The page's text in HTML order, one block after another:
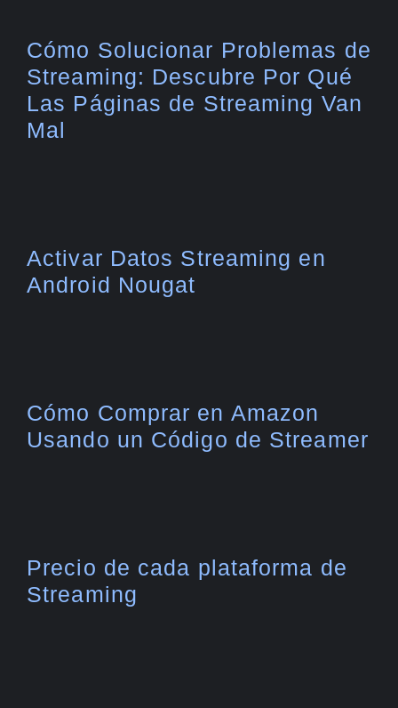
Cómo Solucionar Problemas de
Streaming: Descubre Por Qué
Las Páginas de Streaming Van
Mal
Activar Datos Streaming en
Android Nougat
Cómo Comprar en Amazon
Usando un Código de Streamer
Precio de cada plataforma de
Streaming